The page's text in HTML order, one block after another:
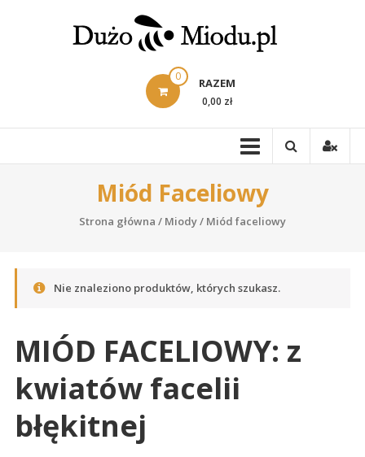
0 RAZEM
0,00 zł
Miód Faceliowy
Strona główna / Miody/ Miód faceliowy
Nie znaleziono produktów, których szukasz.
MIÓD FACELIOWY: z
kwiatów facelii
błękitnej